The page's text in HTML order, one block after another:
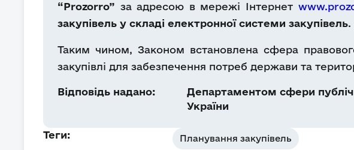
“Prozorro” за адресою в мережі Інтернет
закупівель у складі електронної системи закупівель.
Таким чином, Законом встановлена сфера
закупівлі для забезпечення потреб держави та
Відповідь надано:
Департаментом сфери
України
Теги: Планування закупівель